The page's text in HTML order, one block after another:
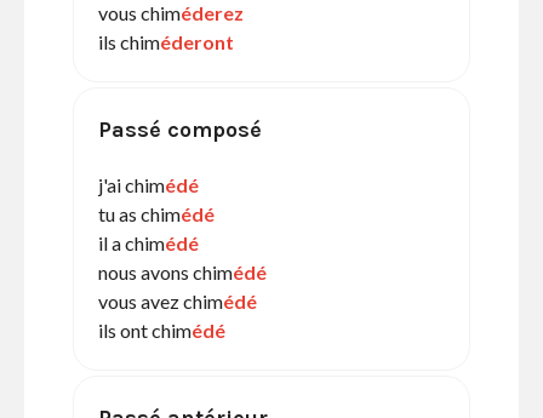
vous chiméderez
ils chiméderont
Passé composé
j'ai chimédé
tu as chimédé
il a chimédé
nous avons chimédé
vous avez chimédé
ils ont chimédé